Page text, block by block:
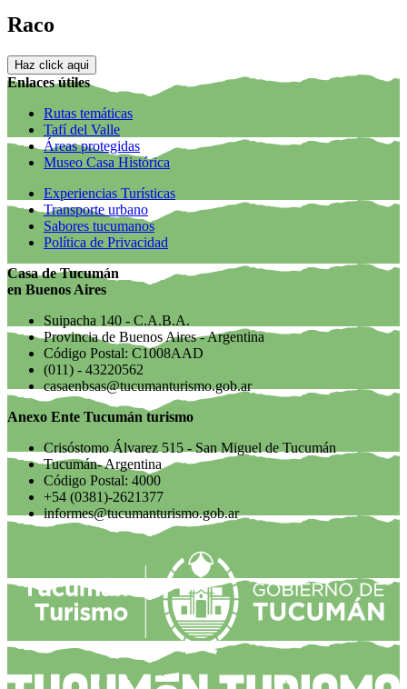
Raco
Haz click aqui
Enlaces útiles
Rutas temáticas
Tafí del Valle
Áreas protegidas
Museo Casa Histórica
Experiencias Turísticas
Transporte urbano
Sabores tucumanos
Política de Privacidad
Casa de Tucumán
en Buenos Aires
Suipacha 140 - C.A.B.A.
Provincia de Buenos Aires - Argentina
Código Postal: C1008AAD
(011) - 43220562
casaenbsas@tucumanturismo.gob.ar
Anexo Ente Tucumán turismo
Crisóstomo Álvarez 515 - San Miguel de Tucumán
Tucumán- Argentina
Código Postal: 4000
+54 (0381)-2621377
informes@tucumanturismo.gob.ar